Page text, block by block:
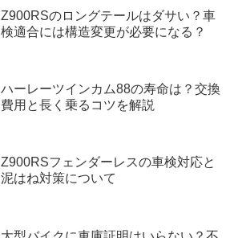
Z900RSのロングテールはダサい？車
検適合には構造変更が必要になる？
ハーレーツインカム88の寿命は？交換
費用と長く乗るコツを解説
Z900RSフェンダーレスの車検対応と
泥はね対策について